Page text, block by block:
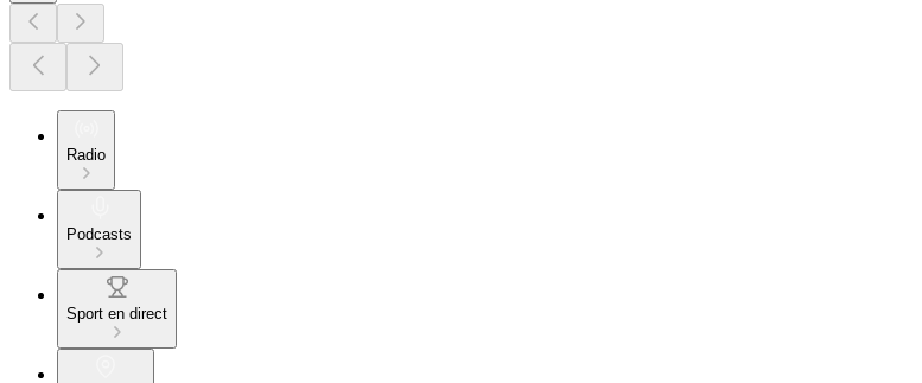
Radio
Podcasts
Sport en direct